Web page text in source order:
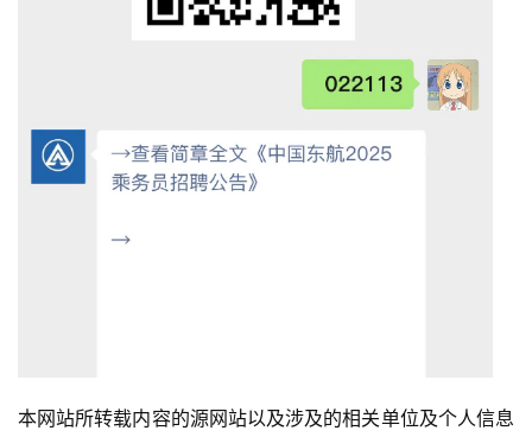
本网站所转载内容的源网站以及涉及的相关单位及个人信息